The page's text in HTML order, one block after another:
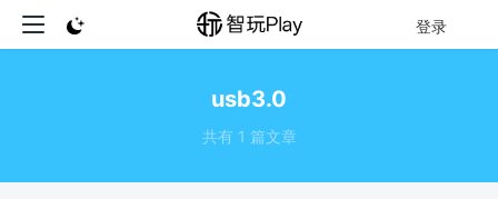
登录
usb3.0
共有 1 篇文章